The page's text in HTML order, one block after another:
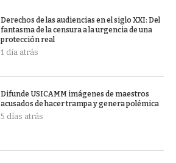
Derechos de las audiencias en el siglo XXI: Del
fantasma de la censura a la urgencia de una
protección real
1 día atrás
Difunde USICAMM imágenes de maestros
acusados de hacer trampa y genera polémica
5 días atrás